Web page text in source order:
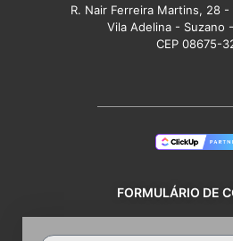
R. Nair Ferreira Martins, 28 -
Vila Adelina - Suzano
CEP 08675-
FORMULÁRIO DE